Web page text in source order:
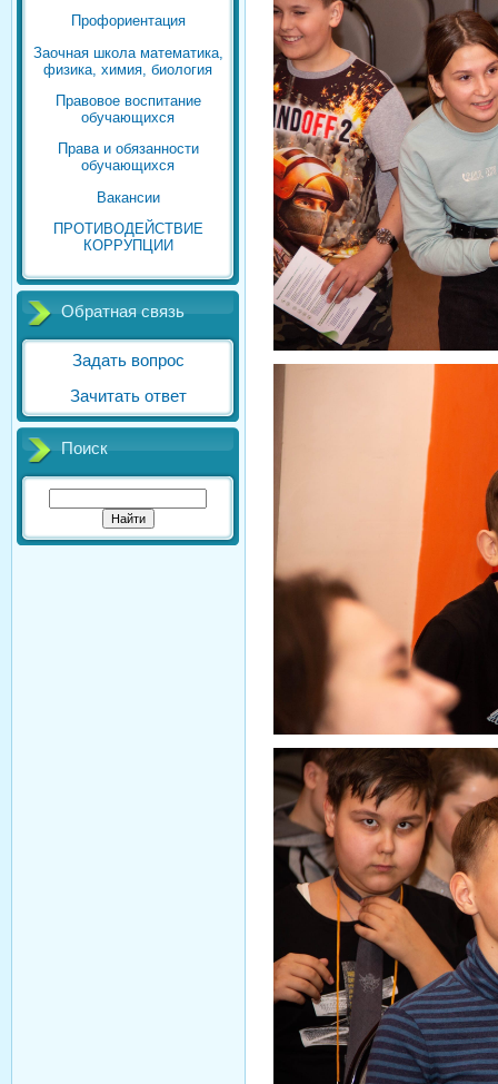
Профориентация
Заочная школа математика,
физика, химия, биология
Правовое воспитание
обучающихся
Права и обязанности
обучающихся
Вакансии
ПРОТИВОДЕЙСТВИЕ
КОРРУПЦИИ
Обратная связь
Задать вопрос
Зачитать ответ
Поиск